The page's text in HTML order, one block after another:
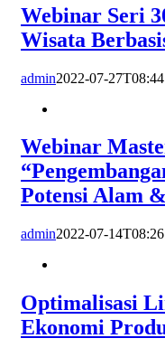
Webinar Seri
Wisata
admin2022-07-
Webinar
Potensi Alam
admin2022-07-
Optimalisasi
Ekonomi